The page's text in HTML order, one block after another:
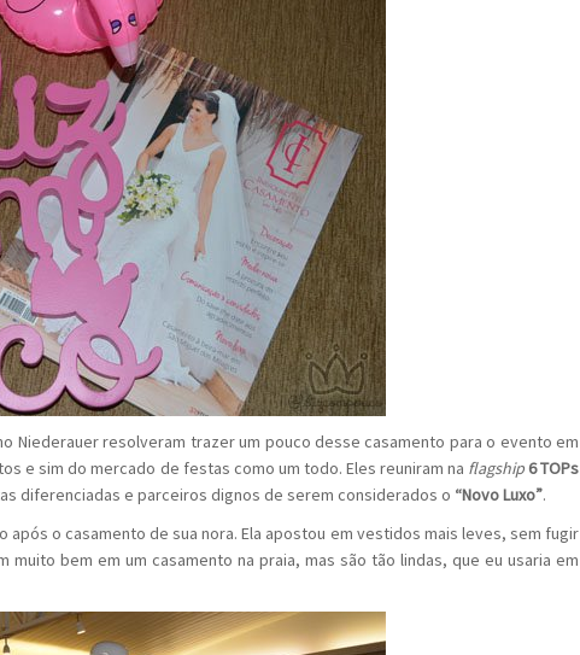
Niederauer resolveram trazer um pouco desse casamento para o evento em
e sim do mercado de festas como um todo. Eles reuniram na flagship6 TOPs
diferenciadas e parceiros dignos de serem considerados o “Novo Luxo”.
após o casamento de sua nora. Ela apostou em vestidos mais leves, sem fugir
muito bem em um casamento na praia, mas são tão lindas, que eu usaria em